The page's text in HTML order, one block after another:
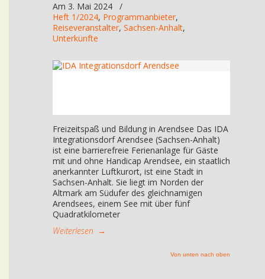
Am 3. Mai 2024
/
Heft 1/2024, Programmanbieter,
Reiseveranstalter, Sachsen-Anhalt,
Unterkünfte
Freizeitspaß und Bildung in Arendsee Das IDA
Integrationsdorf Arendsee (Sachsen-Anhalt)
ist eine barrierefreie Ferienanlage für Gäste
mit und ohne Handicap Arendsee, ein staatlich
anerkannter Luftkurort, ist eine Stadt in
Sachsen-Anhalt. Sie liegt im Norden der
Altmark am Südufer des gleichnamigen
Arendsees, einem See mit über fünf
Quadratkilometer
Weiterlesen →
Von unten nach oben